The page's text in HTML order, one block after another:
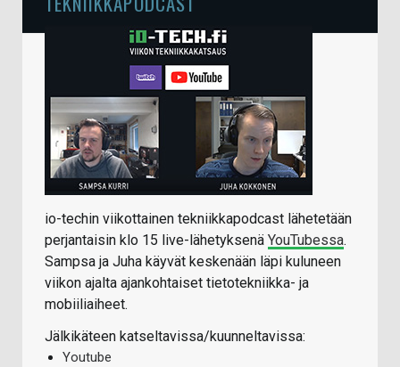
io-techin viikottainen tekniikkapodcast lähetetään
perjantaisin klo 15 live-lähetyksenä YouTubessa.
Sampsa ja Juha käyvät keskenään läpi kuluneen
viikon ajalta ajankohtaiset tietotekniikka- ja
mobiiliaiheet.
Jälkikäteen katseltavissa/kuunneltavissa:
Youtube